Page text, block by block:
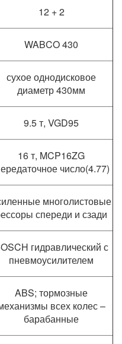
12 + 2
WABCO 430
сухое однодисковое
диаметр 430мм
9.5 т, VGD95
16 т, MCP16ZG
число(4.77)
многолистовые
спереди и сзади
гидравлический с
пневмоусилителем
ABS; тормозные
всех колес –
барабанные